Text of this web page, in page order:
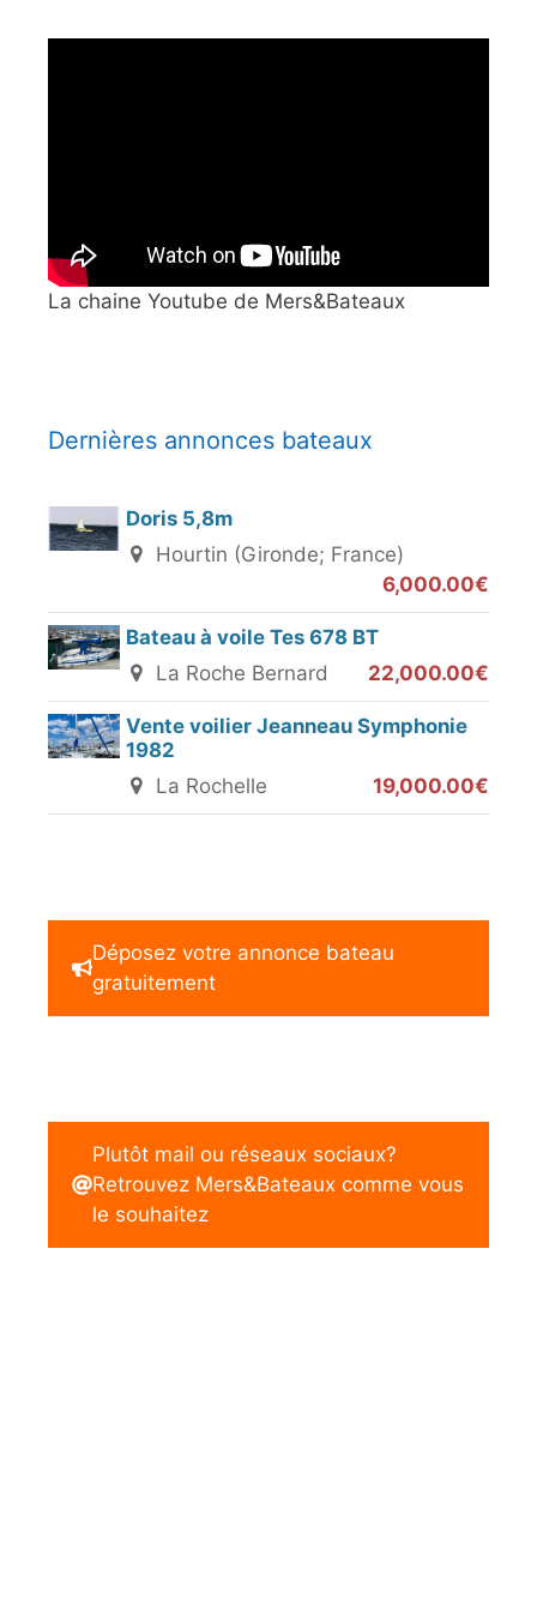
La chaine Youtube de Mers&Bateaux
Dernières annonces bateaux
Doris 5,8m
Hourtin (Gironde; France)
6,000.00€
Bateau à voile Tes 678 BT
La Roche Bernard
22,000.00€
Vente voilier Jeanneau Symphonie
1982
La Rochelle
19,000.00€
Déposez votre annonce bateau
gratuitement
Plutôt mail ou réseaux sociaux?
Retrouvez Mers&Bateaux comme vous
le souhaitez